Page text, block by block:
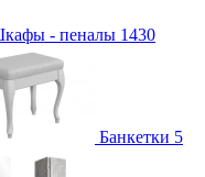
- пеналы 1430
Банкетки 5